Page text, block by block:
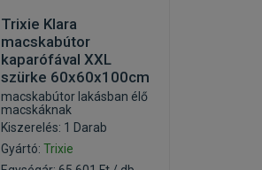
Trixie Klara
macskabútor
kaparófával XXL
szürke 60x60x100cm
macskabútor lakásban élő
macskáknak
Kiszerelés: 1 Darab
Gyártó:Trixie